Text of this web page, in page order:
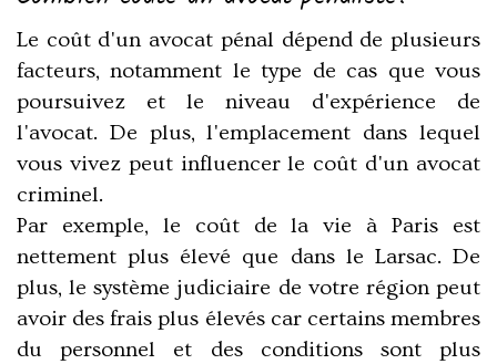
Le coût d'un avocat pénal dépend de plusieurs
facteurs, notamment le type de cas que vous
poursuivez et le niveau d'expérience de
l'avocat. De plus, l'emplacement dans lequel
vous vivez peut influencer le coût d'un avocat
criminel.
Par exemple, le coût de la vie à Paris est
nettement plus élevé que dans le Larsac. De
plus, le système judiciaire de votre région peut
avoir des frais plus élevés car certains membres
du personnel et des conditions sont plus